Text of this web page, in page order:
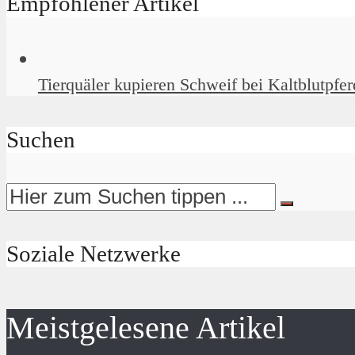
Tierquäler kupieren Schweif bei
Suchen
Soziale Netzwerke
Meistgelesene Artikel